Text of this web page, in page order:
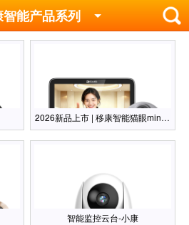
能产品系列
2026新品上市 | 移康智能猫眼mini2Pro
智能监控云台-小康